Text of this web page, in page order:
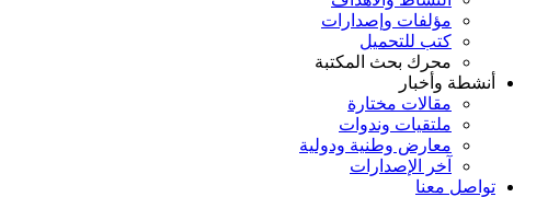
مؤلفات وإصدارات
كتب للتحميل
محرك بحث المكتبة
أنشطة وأخبار
مقالات مختارة
ملتقيات وندوات
معارض وطنية ودولية
آخر الإصدارات
تواصل معنا